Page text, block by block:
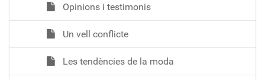
Opinions i testimonis
Un vell conflicte
Les tendències de la moda